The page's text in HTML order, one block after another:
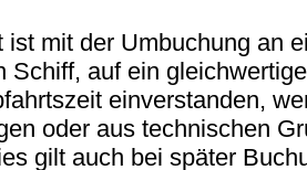
ist mit der Umbuchung an
Schiff, auf ein
einverstanden,
oder aus technischen
gilt auch bei später